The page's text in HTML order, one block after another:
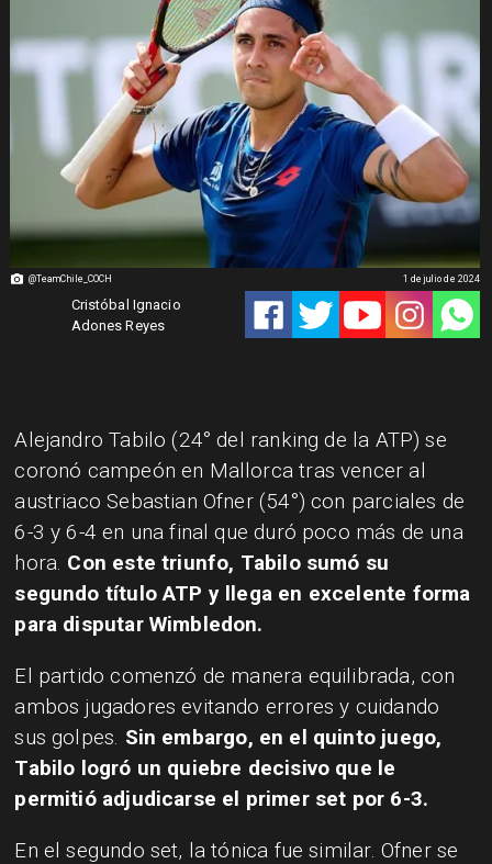
@TeamChile_COCH
Cristóbal Ignacio
Adones Reyes
1 de julio de 2024
Alejandro Tabilo (24° del ranking de la ATP) se
coronó campeón en Mallorca tras vencer al
austriaco Sebastian Ofner (54°) con parciales de
6-3 y 6-4 en una final que duró poco más de una
hora. Con este triunfo, Tabilo sumó su
segundo título ATP y llega en excelente forma
para disputar Wimbledon.
El partido comenzó de manera equilibrada, con
ambos jugadores evitando errores y cuidando
sus golpes. Sin embargo, en el quinto juego,
Tabilo logró un quiebre decisivo que le
permitió adjudicarse el primer set por 6-3.
En el segundo set, la tónica fue similar. Ofner se